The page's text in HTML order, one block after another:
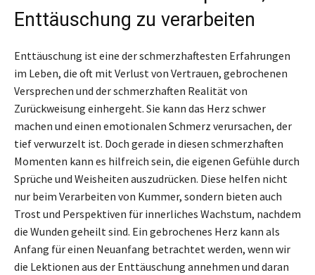
Enttäuschung zu verarbeiten
Enttäuschung ist eine der schmerzhaftesten Erfahrungen
im Leben, die oft mit Verlust von Vertrauen, gebrochenen
Versprechen und der schmerzhaften Realität von
Zurückweisung einhergeht. Sie kann das Herz schwer
machen und einen emotionalen Schmerz verursachen, der
tief verwurzelt ist. Doch gerade in diesen schmerzhaften
Momenten kann es hilfreich sein, die eigenen Gefühle durch
Sprüche und Weisheiten auszudrücken. Diese helfen nicht
nur beim Verarbeiten von Kummer, sondern bieten auch
Trost und Perspektiven für innerliches Wachstum, nachdem
die Wunden geheilt sind. Ein gebrochenes Herz kann als
Anfang für einen Neuanfang betrachtet werden, wenn wir
die Lektionen aus der Enttäuschung annehmen und daran